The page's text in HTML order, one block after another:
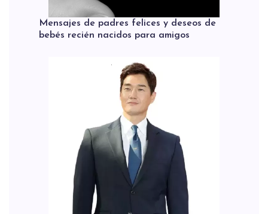
Mensajes de padres felices y deseos de
bebés recién nacidos para amigos